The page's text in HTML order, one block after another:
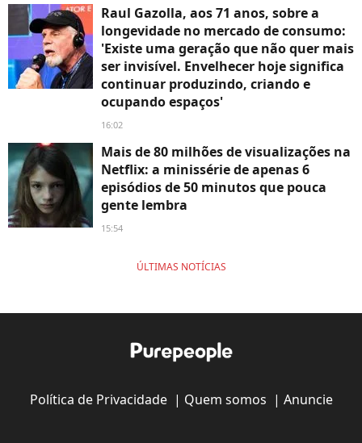
Raul Gazolla, aos 71 anos, sobre a
longevidade no mercado de consumo:
'Existe uma geração que não quer mais
ser invisível. Envelhecer hoje significa
continuar produzindo, criando e
ocupando espaços'
16:02
Mais de 80 milhões de visualizações na
Netflix: a minissérie de apenas 6
episódios de 50 minutos que pouca
gente lembra
15:54
ÚLTIMAS NOTÍCIAS
Política de Privacidade| Quem somos | Anuncie